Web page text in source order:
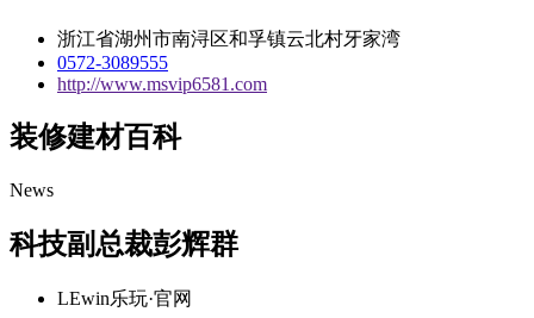
浙江省湖州市南浔区和孚镇云北村牙家湾
0572-3089555
http://www.msvip6581.com
装修建材百科
News
科技副总裁彭辉群
LEwin乐玩·官网